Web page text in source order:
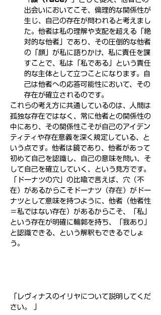
出会いにおいてこそ、倫理的な関係性が
生じ、自己の存在が問われると考えまし
た。他者は私の理解や支配を超える「絶
対的な他者」であり、その圧倒的な他者
の「顔」が私に語りかけ、私に責任を課
すことで、私は「私である」という責任
的な主体として立つことになります。自
己は他者への応答可能性において、その
存在が確立されるのです。
これらの考え方に共通しているのは、人間は
孤独な存在ではなく、常に他者との関係性の
中にあり、その関係性こそが自己のアイデン
ティティや存在意義を深く規定している、と
いう点です。他者は鏡であり、他者があって
初めて自己を認識し、自己の意味を問い、そ
して自己を確立していく、という見方です。
「ドーナツの穴」の比喩で言えば、穴（不
在）があるからこそドーナツ（存在）がドー
ナツとして意味を持つように、他者（他者性
＝私ではない存在）があるからこそ、「私」
という存在が明確に輪郭を持ち、「我あり」
と認識できる、という解釈もできるでしょ
う。
「レヴィナスのイリヤについて説明してくだ
さい。 」